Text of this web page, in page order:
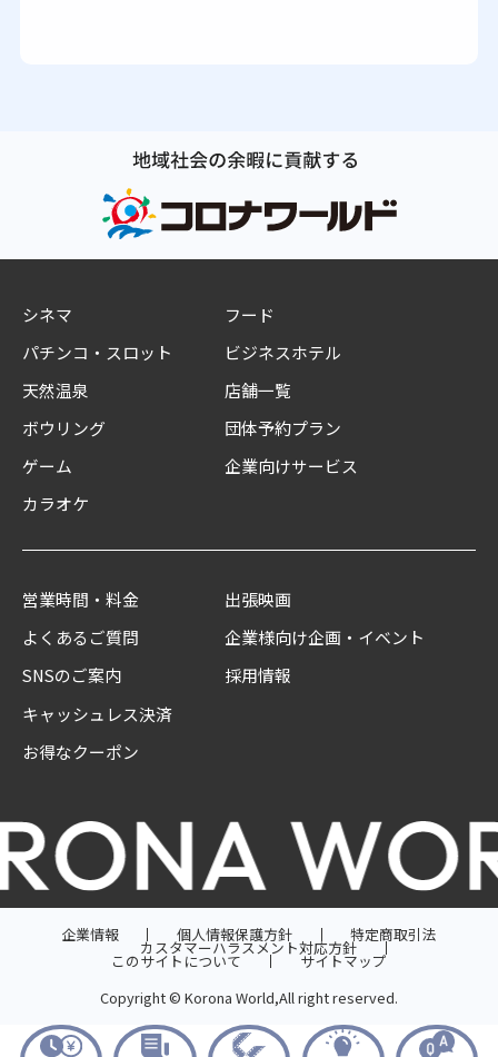
シネマ
パチンコ・スロット
天然温泉
ボウリング
ゲーム
カラオケ
フード
ビジネスホテル
店舗一覧
団体予約プラン
企業向けサービス
営業時間・料金
よくあるご質問
SNSのご案内
キャッシュレス決済
お得なクーポン
出張映画
企業様向け企画・イベント
採用情報
企業情報 個人情報保護方針 特定商取引法
カスタマーハラスメント対応方針
このサイトについて
サイトマップ
Copyright © Korona World,All right reserved.